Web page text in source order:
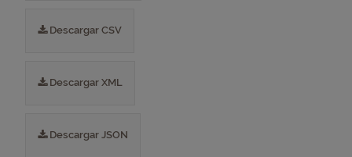
Descargar CSV
Descargar XML
Descargar JSON